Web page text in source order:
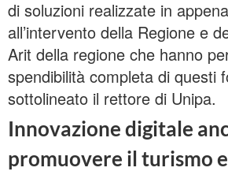
di soluzioni realizzate in
all’intervento della Regione e
Arit della regione che hanno
spendibilità completa di questi
sottolineato il rettore di Unipa.
Innovazione digitale
promuovere il turismo